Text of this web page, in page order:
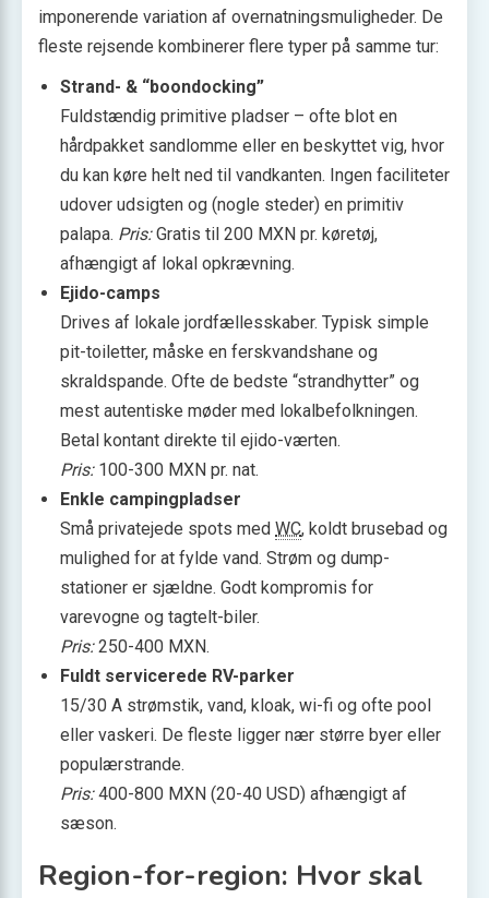
imponerende variation af overnatningsmuligheder. De
fleste rejsende kombinerer flere typer på samme tur:
Strand- & “boondocking”
Fuldstændig primitive pladser – ofte blot en
hårdpakket sandlomme eller en beskyttet vig, hvor
du kan køre helt ned til vandkanten. Ingen faciliteter
udover udsigten og (nogle steder) en primitiv
palapa. Pris:Gratis til 200 MXN pr. køretøj,
afhængigt af lokal opkrævning.
Ejido-camps
Drives af lokale jordfællesskaber. Typisk simple
pit-toiletter, måske en ferskvands­hane og
skraldspande. Ofte de bedste “strandhytter” og
mest autentiske møder med lokalbefolkningen.
Betal kontant direkte til ejido-værten.
Pris:100-300 MXN pr. nat.
Enkle campingpladser
Små privatejede spots med WC, koldt brusebad og
mulighed for at fylde vand. Strøm og dump-
stationer er sjældne. Godt kompromis for
varevogne og tagtelt-biler.
Pris:250-400 MXN.
Fuldt servicerede RV-parker
15/30 A strømstik, vand, kloak, wi-fi og ofte pool
eller vaskeri. De fleste ligger nær større byer eller
populær­strande.
Pris:400-800 MXN (20-40 USD) afhængigt af
sæson.
Region-for-region: Hvor skal